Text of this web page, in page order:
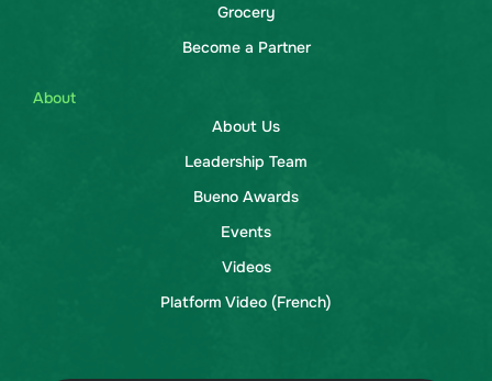
Grocery
Become a Partner
About
About Us
Leadership Team
Bueno Awards
Events
Videos
Platform Video (French)